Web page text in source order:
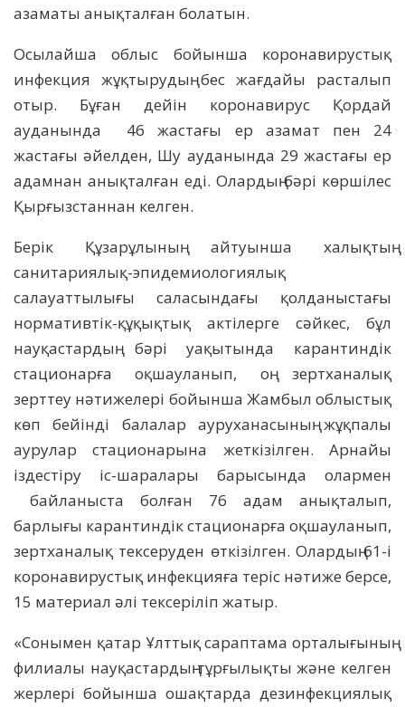
азаматы анықталған болатын.
Осылайша облыс бойынша коронавирустық
инфекция жұқтырудың бес жағдайы расталып
отыр. Бұған дейін коронавирус Қордай
ауданында 46 жастағы ер азамат пен 24
жастағы әйелден, Шу ауданында 29 жастағы ер
адамнан анықталған еді. Олардың бәрі көршілес
Қырғызстаннан келген.
Берік Құзарұлының айтуынша халықтың
санитариялық-эпидемиологиялық
салауаттылығы саласындағы қолданыстағы
нормативтік-құқықтық актілерге сәйкес, бұл
науқастардың бәрі уақытында карантиндік
стационарға оқшауланып, оң зертханалық
зерттеу нәтижелері бойынша Жамбыл облыстық
көп бейінді балалар ауруханасының жұқпалы
аурулар стационарына жеткізілген. Арнайы
іздестіру іс-шаралары барысында олармен
байланыста болған 76 адам анықталып,
барлығы карантиндік стационарға оқшауланып,
зертханалық тексеруден өткізілген. Олардың 61-і
коронавирустық инфекцияға теріс нәтиже берсе,
15 материал әлі тексеріліп жатыр.
«Сонымен қатар Ұлттық сараптама орталығының
филиалы науқастардың тұрғылықты және келген
жерлері бойынша ошақтарда дезинфекциялық